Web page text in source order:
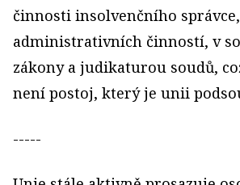
činnosti insolvenčního
administrativních činností, v
zákony a judikaturou soudů,
není postoj, který je unii
-----